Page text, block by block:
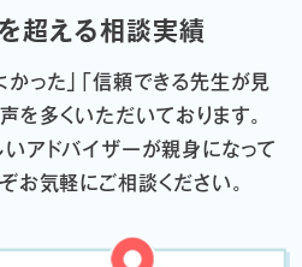
える相談実績
かった」「信頼できる先生が見
を多くいただいております。
アドバイザーが親身になって
お気軽にご相談ください。